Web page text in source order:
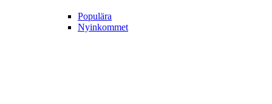
Populära
Nyinkommet